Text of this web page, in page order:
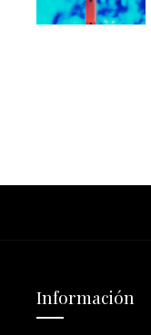
Información